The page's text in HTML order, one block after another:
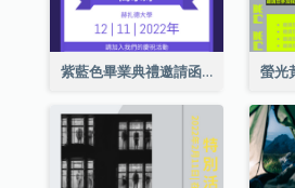
紫藍色畢業典禮邀請函